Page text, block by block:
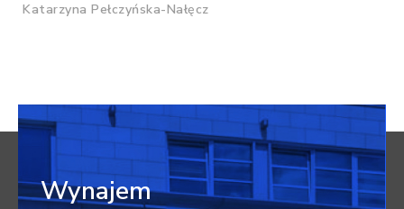
Katarzyna Pełczyńska-Nałęcz
Wynajem